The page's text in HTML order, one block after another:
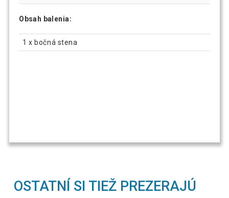
Obsah balenia:
1 x bočná stena
OSTATNÍ SI TIEŽ PREZERAJÚ